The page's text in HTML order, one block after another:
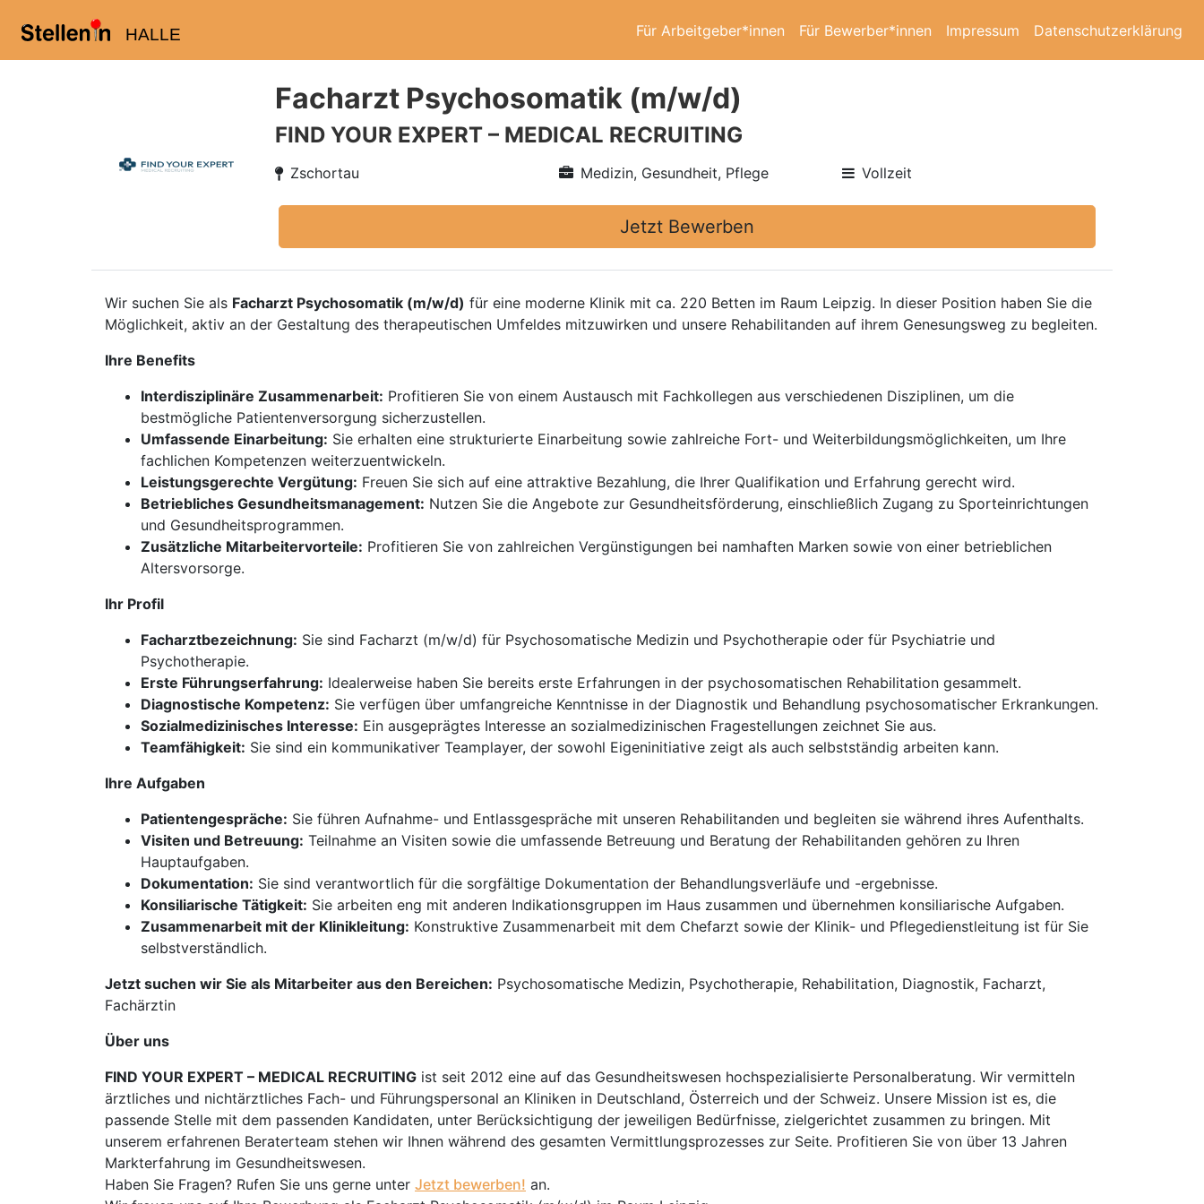
HALLE Für Arbeitgeber*innen Für Bewerber*innen Impressum Datenschutzerklärung
Facharzt Psychosomatik (m/w/d)
FIND YOUR EXPERT – MEDICAL RECRUITING
Zschortau Medizin, Gesundheit, Pflege Vollzeit
Jetzt Bewerben
Wir suchen Sie als Facharzt Psychosomatik (m/w/d) für eine moderne Klinik mit ca. 220 Betten im Raum Leipzig. In dieser Position haben Sie die
Möglichkeit, aktiv an der Gestaltung des therapeutischen Umfeldes mitzuwirken und unsere Rehabilitanden auf ihrem Genesungsweg zu begleiten.
Ihre Benefits
Interdisziplinäre Zusammenarbeit: Profitieren Sie von einem Austausch mit Fachkollegen aus verschiedenen Disziplinen, um die
bestmögliche Patientenversorgung sicherzustellen.
Umfassende Einarbeitung: Sie erhalten eine strukturierte Einarbeitung sowie zahlreiche Fort- und Weiterbildungsmöglichkeiten, um Ihre
fachlichen Kompetenzen weiterzuentwickeln.
Leistungsgerechte Vergütung: Freuen Sie sich auf eine attraktive Bezahlung, die Ihrer Qualifikation und Erfahrung gerecht wird.
Betriebliches Gesundheitsmanagement: Nutzen Sie die Angebote zur Gesundheitsförderung, einschließlich Zugang zu Sporteinrichtungen
und Gesundheitsprogrammen.
Zusätzliche Mitarbeitervorteile: Profitieren Sie von zahlreichen Vergünstigungen bei namhaften Marken sowie von einer betrieblichen
Altersvorsorge.
Ihr Profil
Facharztbezeichnung: Sie sind Facharzt (m/w/d) für Psychosomatische Medizin und Psychotherapie oder für Psychiatrie und
Psychotherapie.
Erste Führungserfahrung: Idealerweise haben Sie bereits erste Erfahrungen in der psychosomatischen Rehabilitation gesammelt.
Diagnostische Kompetenz: Sie verfügen über umfangreiche Kenntnisse in der Diagnostik und Behandlung psychosomatischer Erkrankungen.
Sozialmedizinisches Interesse: Ein ausgeprägtes Interesse an sozialmedizinischen Fragestellungen zeichnet Sie aus.
Teamfähigkeit: Sie sind ein kommunikativer Teamplayer, der sowohl Eigeninitiative zeigt als auch selbstständig arbeiten kann.
Ihre Aufgaben
Patientengespräche: Sie führen Aufnahme- und Entlassgespräche mit unseren Rehabilitanden und begleiten sie während ihres Aufenthalts.
Visiten und Betreuung: Teilnahme an Visiten sowie die umfassende Betreuung und Beratung der Rehabilitanden gehören zu Ihren
Hauptaufgaben.
Dokumentation: Sie sind verantwortlich für die sorgfältige Dokumentation der Behandlungsverläufe und -ergebnisse.
Konsiliarische Tätigkeit: Sie arbeiten eng mit anderen Indikationsgruppen im Haus zusammen und übernehmen konsiliarische Aufgaben.
Zusammenarbeit mit der Klinikleitung: Konstruktive Zusammenarbeit mit dem Chefarzt sowie der Klinik- und Pflegedienstleitung ist für Sie
selbstverständlich.
Jetzt suchen wir Sie als Mitarbeiter aus den Bereichen: Psychosomatische Medizin, Psychotherapie, Rehabilitation, Diagnostik, Facharzt,
Fachärztin
Über uns
FIND YOUR EXPERT – MEDICAL RECRUITING ist seit 2012 eine auf das Gesundheitswesen hochspezialisierte Personalberatung. Wir vermitteln
ärztliches und nichtärztliches Fach- und Führungspersonal an Kliniken in Deutschland, Österreich und der Schweiz. Unsere Mission ist es, die
passende Stelle mit dem passenden Kandidaten, unter Berücksichtigung der jeweiligen Bedürfnisse, zielgerichtet zusammen zu bringen. Mit
unserem erfahrenen Beraterteam stehen wir Ihnen während des gesamten Vermittlungsprozesses zur Seite. Profitieren Sie von über 13 Jahren
Markterfahrung im Gesundheitswesen.
Haben Sie Fragen? Rufen Sie uns gerne unter Jetzt bewerben! an.